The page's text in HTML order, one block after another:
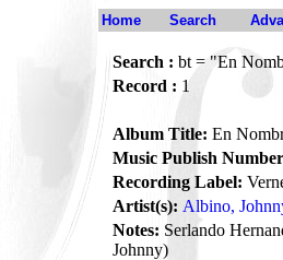
Home Search
Search : bt = "En
Record : 1
Album Title: En
Music Publish
Recording Label:
Artist(s): Albino,
Notes: Serlando
Johnny)